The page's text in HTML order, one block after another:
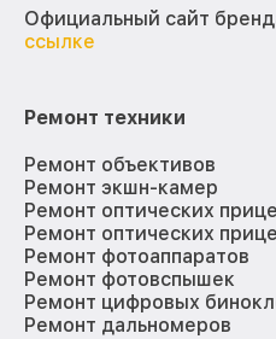
Официальный сайт
ссылке
Ремонт техники
Ремонт объективов
Ремонт экшн-камер
Ремонт оптических
Ремонт оптических
Ремонт фотоаппаратов
Ремонт фотовспышек
Ремонт цифровых
Ремонт дальномеров